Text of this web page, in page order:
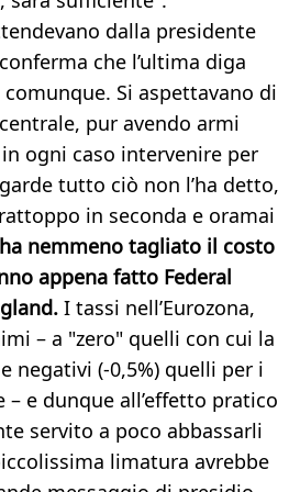
dalla presidente
che l’ultima diga
Si aspettavano di
pur avendo armi
ogni caso intervenire per
tutto ciò non l’ha detto,
in seconda e oramai
nemmeno tagliato il costo
appena fatto Federal
I tassi nell’Eurozona,
– a "zero" quelli con cui la
negativi (-0,5%) quelli per i
e dunque all’effetto pratico
servito a poco abbassarli
limatura avrebbe